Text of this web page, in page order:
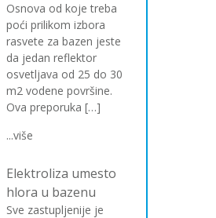
Osnova od koje treba
poći prilikom izbora
rasvete za bazen jeste
da jedan reflektor
osvetljava od 25 do 30
m2 vodene površine.
Ova preporuka […]
...više
Elektroliza umesto
hlora u bazenu
Sve zastupljenije je